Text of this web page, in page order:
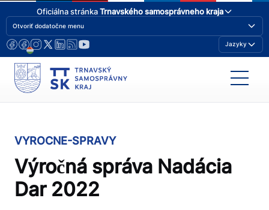
Oficiálna stránkaTrnavského samosprávneho kraja
Otvoriť dodatočne menu
Jazyky
VYROCNE-SPRAVY
Výročná správa Nadácia
Dar 2022